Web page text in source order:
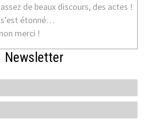
de beaux discours, des actes !
étonné…
merci !
Newsletter